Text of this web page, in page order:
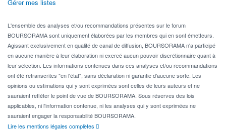
Gérer mes listes
L'ensemble des analyses et/ou recommandations présentes sur le forum
BOURSORAMA sont uniquement élaborées par les membres qui en sont émetteurs.
Agissant exclusivement en qualité de canal de diffusion, BOURSORAMA n'a participé
en aucune manière à leur élaboration ni exercé aucun pouvoir discrétionnaire quant à
leur sélection. Les informations contenues dans ces analyses et/ou recommandations
ont été retranscrites "en l'état", sans déclaration ni garantie d'aucune sorte. Les
opinions ou estimations qui y sont exprimées sont celles de leurs auteurs et ne
sauraient refléter le point de vue de BOURSORAMA. Sous réserves des lois
applicables, ni l'information contenue, ni les analyses qui y sont exprimées ne
sauraient engager la responsabilité BOURSORAMA.
Lire les mentions légales complètes